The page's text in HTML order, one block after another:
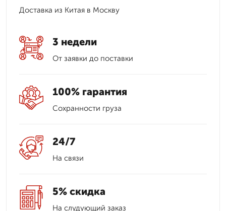
Доставка из Китая в Москву
3 недели
От заявки до поставки
100% гарантия
Сохранности груза
24/7
На связи
5% скидка
На слудующий заказ